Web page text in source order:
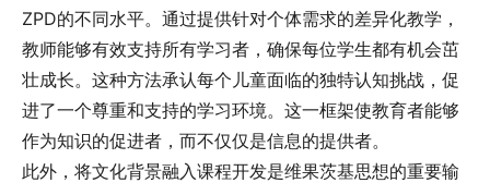
ZPD的不同水平。通过提供针对个体需求的差异化教学，
教师能够有效支持所有学习者，确保每位学生都有机会茁
壮成长。这种方法承认每个儿童面临的独特认知挑战，促
进了一个尊重和支持的学习环境。这一框架使教育者能够
作为知识的促进者，而不仅仅是信息的提供者。
此外，将文化背景融入课程开发是维果茨基思想的重要输